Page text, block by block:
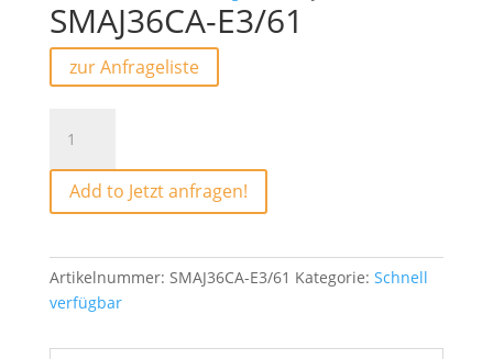
SMAJ36CA-E3/61
zur Anfrageliste
E3/61
Menge
Add to Jetzt anfragen!
Artikelnummer: SMAJ36CA-E3/61 Kategorie: Schnell
verfügbar